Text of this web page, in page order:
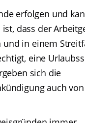
erfolgen und
dass der
in einem
eine
sich die
auch von